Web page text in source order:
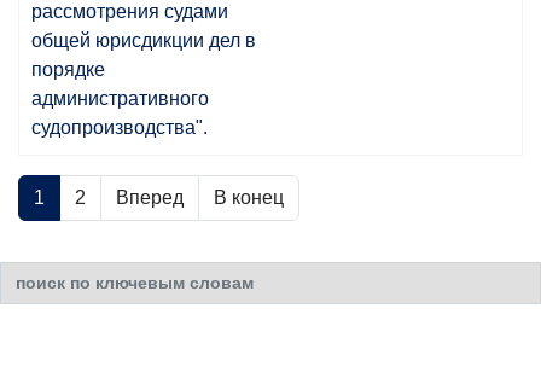
рассмотрения судами
общей юрисдикции дел в
порядке
административного
судопроизводства".
1 2 Вперед В конец